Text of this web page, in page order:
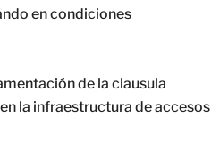
en condiciones
de la clausula
la infraestructura de accesos